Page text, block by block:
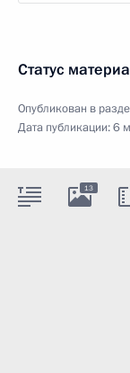
Статус
Опубликован в
Дата публикации:6
13